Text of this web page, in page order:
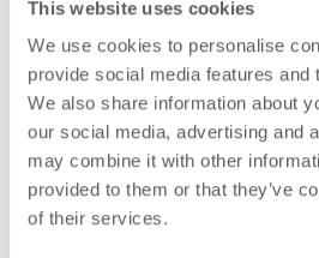
This website uses cookies
We use cookies to personalise
provide social media features and
We also share information about
our social media, advertising and
may combine it with other
provided to them or that they’ve
of their services.